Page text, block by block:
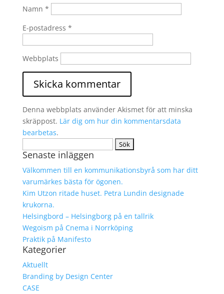
Namn *
E-postadress *
Webbplats
Denna webbplats använder Akismet för att minska
skräppost. Lär dig om hur din kommentarsdata
bearbetas.
efter:
Senaste inläggen
Välkommen till en kommunikationsbyrå som har ditt
varumärkes bästa för ögonen.
Kim Utzon ritade huset. Petra Lundin designade
krukorna.
Helsingbord – Helsingborg på en tallrik
Wegoism på Cnema i Norrköping
Praktik på Manifesto
Kategorier
Aktuellt
Branding by Design Center
CASE